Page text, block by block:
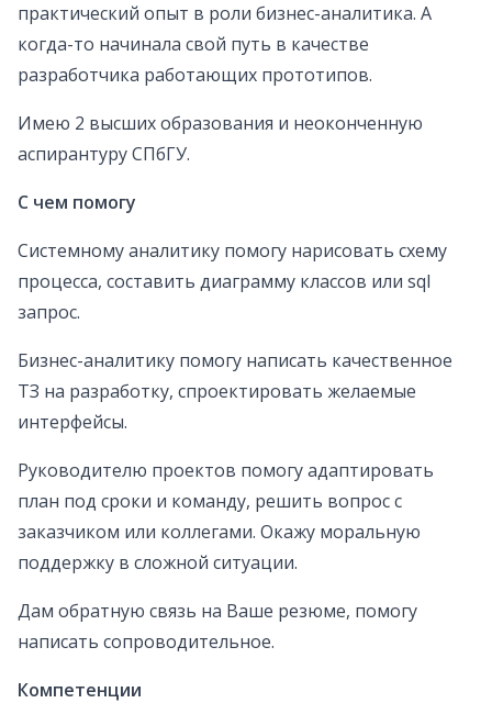
практический опыт в роли бизнес-аналитика. А
когда-то начинала свой путь в качестве
разработчика работающих прототипов.
Имею 2 высших образования и неоконченную
аспирантуру СПбГУ.
С чем помогу
Системному аналитику помогу нарисовать схему
процесса, составить диаграмму классов или sql
запрос.
Бизнес-аналитику помогу написать качественное
ТЗ на разработку, спроектировать желаемые
интерфейсы.
Руководителю проектов помогу адаптировать
план под сроки и команду, решить вопрос с
заказчиком или коллегами. Окажу моральную
поддержку в сложной ситуации.
Дам обратную связь на Ваше резюме, помогу
написать сопроводительное.
Компетенции